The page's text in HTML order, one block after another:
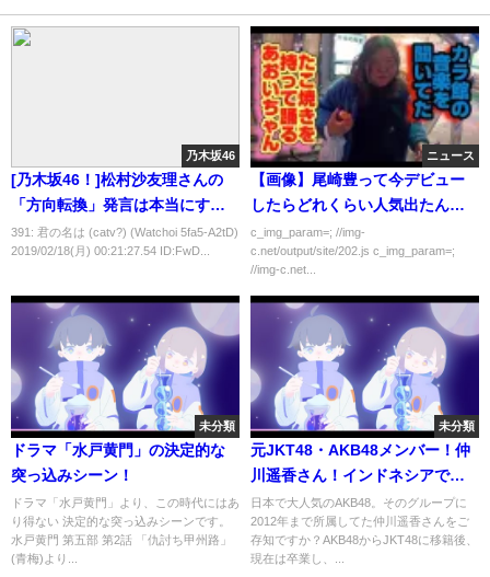
乃木坂46
[乃木坂46！]松村沙友理さんの
「方向転換」発言は本当にすご
いと思います笑
391: 君の名は (catv?) (Watchoi 5fa5-A2tD)
2019/02/18(月) 00:21:27.54 ID:FwD...
ニュース
【画像】尾崎豊って今デビュー
したらどれくらい人気出たんだ
ろうな？
c_img_param=; //img-
c.net/output/site/202.js c_img_param=;
//img-c.net...
未分類
ドラマ「水戸黄門」の決定的な
突っ込みシーン！
ドラマ「水戸黄門」より、この時代にはあ
り得ない 決定的な突っ込みシーンです。
水戸黄門 第五部 第2話 「仇討ち甲州路」
(青梅)より...
未分類
元JKT48・AKB48メンバー！仲
川遥香さん！インドネシアで大
人気！知られざる苦労と栄光！
【エモい留学／パレ英語村】
日本で大人気のAKB48。そのグループに
2012年まで所属してた仲川遥香さんをご
存知ですか？AKB48からJKT48に移籍後、
現在は卒業し、...